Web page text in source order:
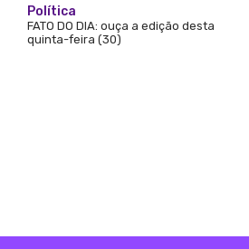
Política
FATO DO DIA: ouça a edição desta
quinta-feira (30)